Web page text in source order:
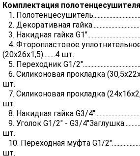
Комплектация
1.
2. Декоративная
3. Накидная гайка
4. Фторопластовое
(20х26х1,5)........4 шт.
5. Переходник G1/
6. Силиконовая прокладка
шт.
7. Силиконовая прокладка
шт.
8. Накидная гайка G3/
9. Уголок G1/2" - G3/
шт.
10. Переходная муфта G1/
шт.